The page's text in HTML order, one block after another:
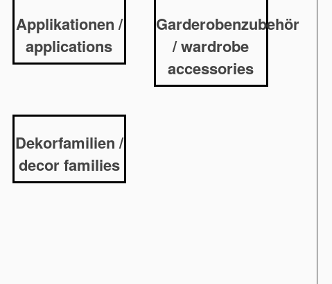
Applikationen /
applications
Garderobenzubehör
/ wardrobe
accessories
Dekorfamilien /
decor families